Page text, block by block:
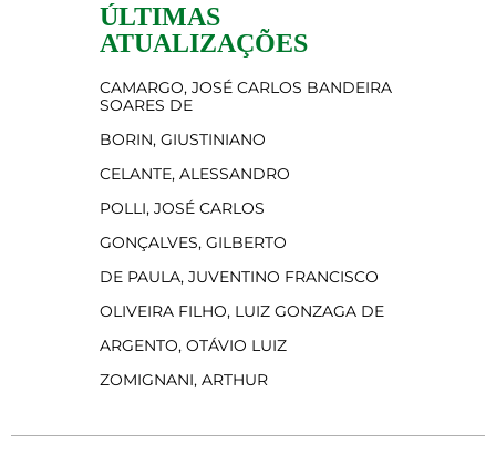
ÚLTIMAS
ATUALIZAÇÕES
CAMARGO, JOSÉ CARLOS BANDEIRA
SOARES DE
BORIN, GIUSTINIANO
CELANTE, ALESSANDRO
POLLI, JOSÉ CARLOS
GONÇALVES, GILBERTO
DE PAULA, JUVENTINO FRANCISCO
OLIVEIRA FILHO, LUIZ GONZAGA DE
ARGENTO, OTÁVIO LUIZ
ZOMIGNANI, ARTHUR